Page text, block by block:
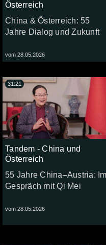
Österreich
China & Österreich: 55
Jahre Dialog und Zukunft
vom 28.05.2026
Tandem - China und
Österreich
55 Jahre China–Austria: Im
Gespräch mit Qi Mei
vom 28.05.2026
31:21